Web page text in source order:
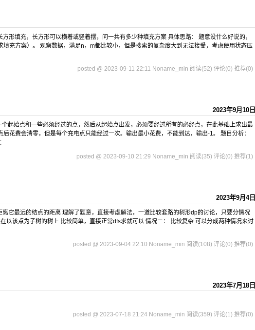
形填充，长方形可以横着或竖着摆，问一共有多少种填充方案 具体思路： 题意没什么好说的，
充方案）。 观察数据，满足n，m都比较小，但是搜索的复杂度大到无法接受，考虑使用状态压
posted @ 2023-09-11 22:11 Noname_min 阅读(52) 评论(0) 推荐(0)
2023年9月10日
起始点和一些必须经过的点，然后从起始点出发，必须要经过所有的必经点，在此基础上求出最
花费会清零，但是每个充电点只能经过一次。输出最小花费，不能到达，输出-1。 题目分析：
posted @ 2023-09-10 21:29 Noname_min 阅读(35) 评论(0) 推荐(1)
2023年9月4日
它最远的结点的距离 理解了题意，直接考虑解法，一道比较套路的树形dp的讨论，只要分情况
以该点为子树的树上 比较简单，直接正常dfs求就可以 情况二： 比较复杂 可以分成两种情况来讨
posted @ 2023-09-04 22:10 Noname_min 阅读(108) 评论(0) 推荐(0)
2023年7月18日
posted @ 2023-07-18 21:24 Noname_min 阅读(359) 评论(1) 推荐(0)